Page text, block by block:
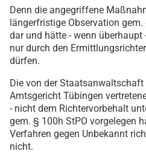
Denn die angegriffene
längerfristige Observation
dar und hätte - wenn
nur durch den
dürfen.
Die von der
Amtsgericht Tübingen
- nicht dem Richtervorbehalt
gem. § 100h StPO vorgelegen
Verfahren gegen Unbekannt
nicht.